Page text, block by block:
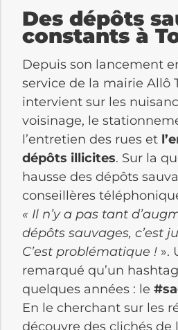
Des dépôts
constants à
Depuis son lancement
service de la mairie Allô
intervient sur les
voisinage, le
l’entretien des rues et
dépôts illicites. Sur la
hausse des dépôts
conseillères
« Il n’y a pas tant
dépôts sauvages, c’est
C’est problématique ! ».
remarqué qu’un
quelques années : le
En le cherchant sur les
découvre des clichés de